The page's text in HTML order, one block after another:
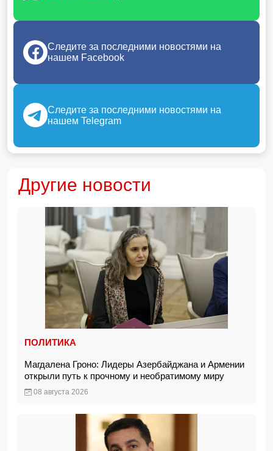
Следите за последними новостями на
нашем Facebook
Следите за последними новостями на
нашем Telegram
Другие новости
ПОЛИТИКА
Магдалена Гроно: Лидеры Азербайджана и Армении
открыли путь к прочному и необратимому миру
08 августа 2026